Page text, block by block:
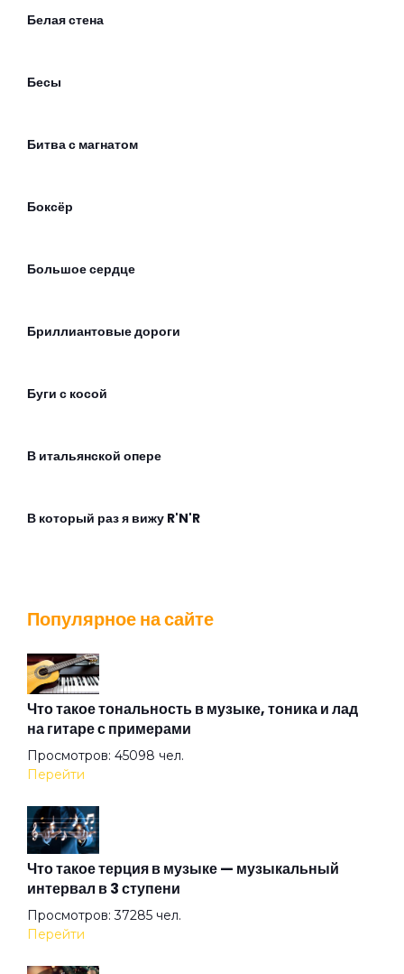
Белая стена
Бесы
Битва с магнатом
Боксёр
Большое сердце
Бриллиантовые дороги
Буги с косой
В итальянской опере
В который раз я вижу R'N'R
Воздух
Ворота
Все кто нёс
Всего лишь быть
Популярное на сайте
Что такое тональность в музыке, тоника и лад
на гитаре с примерами
Просмотров: 45098 чел.
Перейти
Что такое терция в музыке — музыкальный
интервал в 3 ступени
Просмотров: 37285 чел.
Перейти